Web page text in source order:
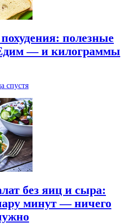
полезные
— и килограммы
спустя
без яиц и сыра:
минут — ничего